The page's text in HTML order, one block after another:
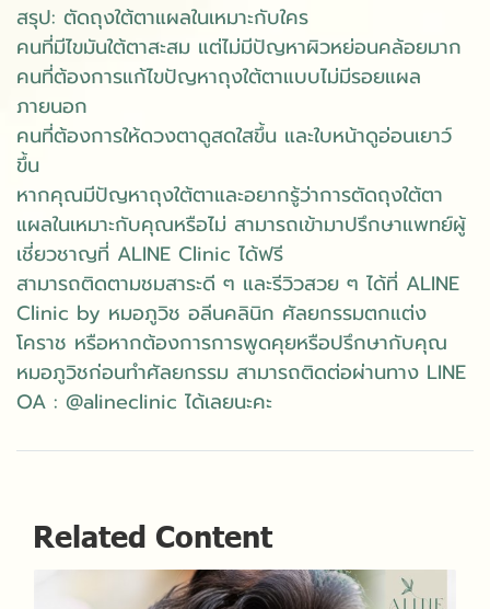
สรุป: ตัดถุงใต้ตาแผลในเหมาะกับใคร
คนที่มีไขมันใต้ตาสะสม แต่ไม่มีปัญหาผิวหย่อนคล้อยมาก
คนที่ต้องการแก้ไขปัญหาถุงใต้ตาแบบไม่มีรอยแผล
ภายนอก
คนที่ต้องการให้ดวงตาดูสดใสขึ้น และใบหน้าดูอ่อนเยาว์
ขึ้น
หากคุณมีปัญหาถุงใต้ตาและอยากรู้ว่าการตัดถุงใต้ตา
แผลในเหมาะกับคุณหรือไม่ สามารถเข้ามาปรึกษาแพทย์ผู้
เชี่ยวชาญที่ ALINE Clinic ได้ฟรี
สามารถติดตามชมสาระดี ๆ และรีวิวสวย ๆ ได้ที่ ALINE
Clinic by หมอภูวิช อลีนคลินิก ศัลยกรรมตกแต่ง
โคราช หรือหากต้องการการพูดคุยหรือปรึกษากับคุณ
หมอภูวิชก่อนทำศัลยกรรม สามารถติดต่อผ่านทาง LINE
OA : @alineclinic ได้เลยนะคะ
Related Content